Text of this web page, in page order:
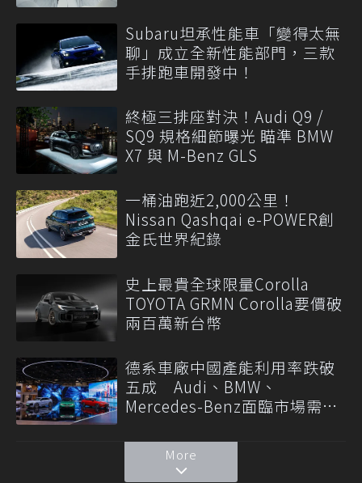
Subaru坦承性能車「變得太無
聊」成立全新性能部門，三款
手排跑車開發中！
終極三排座對決！Audi Q9 /
SQ9 規格細節曝光 瞄準 BMW
X7 與 M-Benz GLS
一桶油跑近2,000公里！
Nissan Qashqai e-POWER創
金氏世界紀錄
史上最貴全球限量Corolla
TOYOTA GRMN Corolla要價破
兩百萬新台幣
德系車廠中國產能利用率跌破
五成 Audi、BMW、
Mercedes-Benz面臨市場需求
More